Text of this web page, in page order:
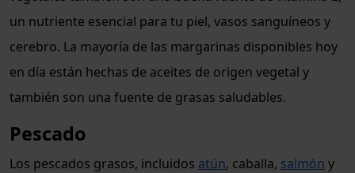
un nutriente esencial para tu piel, vasos sanguíneos y
cerebro. La mayoría de las margarinas disponibles hoy
en día están hechas de aceites de origen vegetal y
también son una fuente de grasas saludables.
Pescado
Los pescados grasos, incluidos atún, caballa, salmón y